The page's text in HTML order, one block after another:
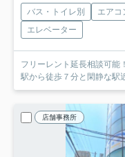
バス・トイレ別 エアコ
エレベーター
フリーレント延長相談可
駅から徒歩７分と閑静な駅
店舗事務所